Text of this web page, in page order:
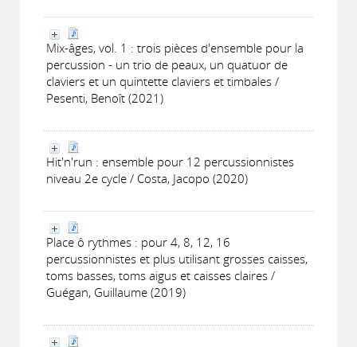
Mix-âges, vol. 1 : trois pièces d'ensemble pour la
percussion - un trio de peaux, un quatuor de
claviers et un quintette claviers et timbales /
Pesenti, Benoît (2021)
Hit'n'run : ensemble pour 12 percussionnistes
niveau 2e cycle / Costa, Jacopo (2020)
Place ô rythmes : pour 4, 8, 12, 16
percussionnistes et plus utilisant grosses caisses,
toms basses, toms aigus et caisses claires /
Guégan, Guillaume (2019)